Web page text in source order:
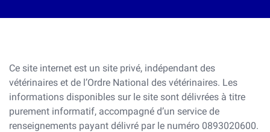
Ce site internet est un site privé, indépendant des
vétérinaires et de l’Ordre National des vétérinaires. Les
informations disponibles sur le site sont délivrées à titre
purement informatif, accompagné d’un service de
renseignements payant délivré par le numéro 0893020600.